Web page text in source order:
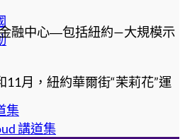
集
講道集
融中心―包括紐約—大規模示
11月，紐約華爾街“茉莉花”運